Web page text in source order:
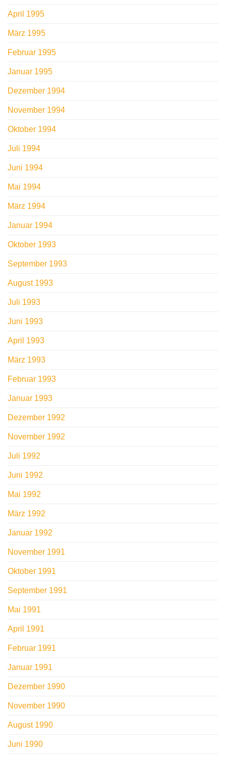
April 1995
März 1995
Februar 1995
Januar 1995
Dezember 1994
November 1994
Oktober 1994
Juli 1994
Juni 1994
Mai 1994
März 1994
Januar 1994
Oktober 1993
September 1993
August 1993
Juli 1993
Juni 1993
April 1993
März 1993
Februar 1993
Januar 1993
Dezember 1992
November 1992
Juli 1992
Juni 1992
Mai 1992
März 1992
Januar 1992
November 1991
Oktober 1991
September 1991
Mai 1991
April 1991
Februar 1991
Januar 1991
Dezember 1990
November 1990
August 1990
Juni 1990